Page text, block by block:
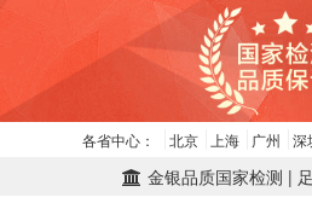
各省中心： 北京 上海 广州 深
金银品质国家检测 |